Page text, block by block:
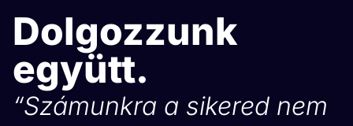
Dolgozzunk
együtt.
“Számunkra a sikered nem